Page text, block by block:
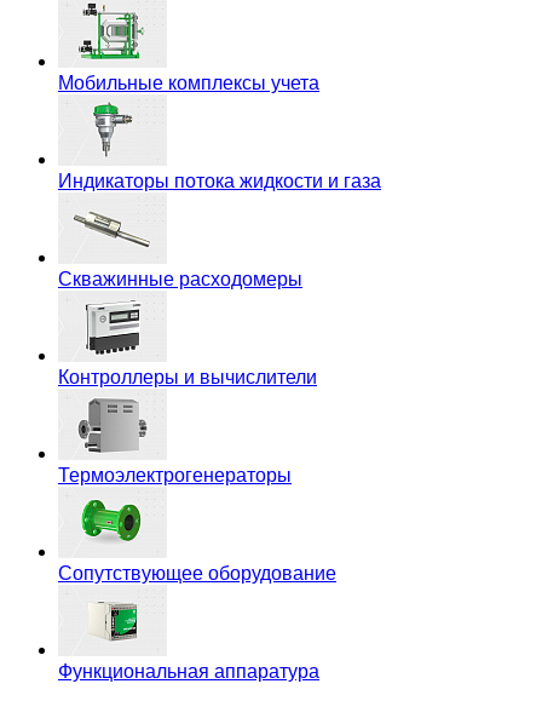
Мобильные комплексы учета
Индикаторы потока жидкости и газа
Скважинные расходомеры
Контроллеры и вычислители
Термоэлектрогенераторы
Сопутствующее оборудование
Функциональная аппаратура